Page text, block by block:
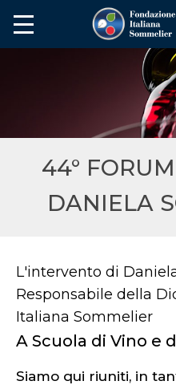
44°
DANIELA
L'intervento di
Responsabile della
Italiana Sommelier
A Scuola di Vino e
Siamo qui riuniti, in